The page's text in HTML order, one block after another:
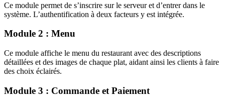
Ce module permet de s’inscrire sur le serveur et d’entrer dans le
système. L’authentification à deux facteurs y est intégrée.
Module 2 : Menu
Ce module affiche le menu du restaurant avec des descriptions
détaillées et des images de chaque plat, aidant ainsi les clients à faire
des choix éclairés.
Module 3 : Commande et Paiement